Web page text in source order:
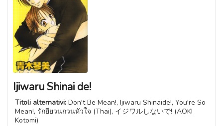
Ijiwaru Shinai de!
Titoli alternativi: Don't Be Mean!, Ijiwaru Shinaide!, You're So
Mean!, รักยียวนกวนหัวใจ (Thai), イジワルしないで! (AOKI
Kotomi)